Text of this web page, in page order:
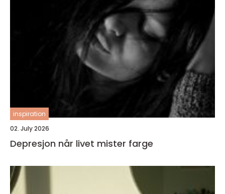
inspiration
02. July 2026
Depresjon når livet mister farge